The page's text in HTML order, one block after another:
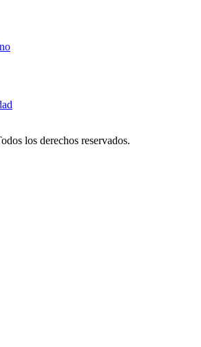
los derechos reservados.